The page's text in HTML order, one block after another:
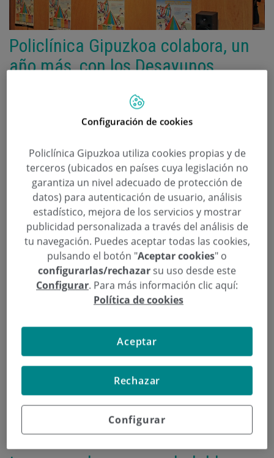
Policlínica Gipuzkoa colabora, un
año más, con los Desayunos
5 de Noviembre de 2014
Ausolan,Bizkaia,centros escolares,cereales,Comunidad Autónoma Vasca
Consejo de Farmacéuticos del País Vasco , ,
Desayunos
Cardiosaludables ,embutido,Eroski, escolares ,Federación Vasca de
Panadería,fruta,Gipuzkoa,leche,saludable,Universidad del País Vasco
(UPV/EHU)
La Asociación Bihotz Bizi-Corazón Vivo organiza la
XV Edición de los Desayunos Cardiosaludables para
escolares en colaboración con Policlínica Gipuzkoa,
la Federación Vasca de Panadería, Ausolan, Eroski,
el Consejo de Farmacéuticos del País Vasco y la
Universidad del País Vasco (UPV/EHU).
Configuración de cookies
Policlínica Gipuzkoa utiliza cookies propias y de
terceros (ubicados en países cuya legislación no
garantiza un nivel adecuado de protección de
datos) para autenticación de usuario, análisis
estadístico, mejora de los servicios y mostrar
publicidad personalizada a través del análisis de
tu navegación. Puedes aceptar todas las cookies,
pulsando el botón "Aceptar cookies" o
configurarlas/rechazar su uso desde este
Configurar. Para más información clic aquí:
Política de cookies
Configurar
Rechazar
Aceptar